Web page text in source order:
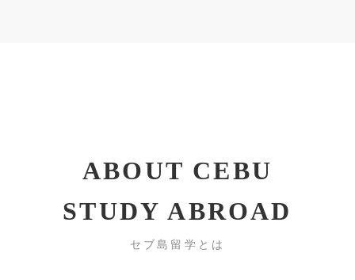
ABOUT CEBU
STUDY ABROAD
セブ島留学とは